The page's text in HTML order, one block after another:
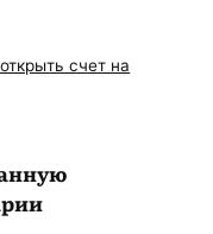
счет на